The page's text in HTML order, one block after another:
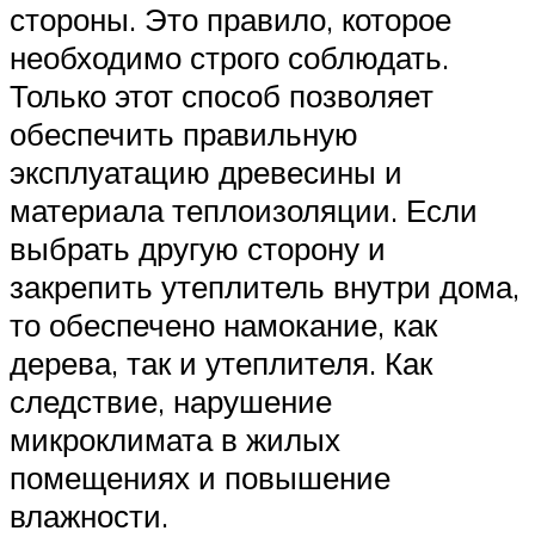
стороны. Это правило, которое
необходимо строго соблюдать.
Только этот способ позволяет
обеспечить правильную
эксплуатацию древесины и
материала теплоизоляции. Если
выбрать другую сторону и
закрепить утеплитель внутри дома,
то обеспечено намокание, как
дерева, так и утеплителя. Как
следствие, нарушение
микроклимата в жилых
помещениях и повышение
влажности.